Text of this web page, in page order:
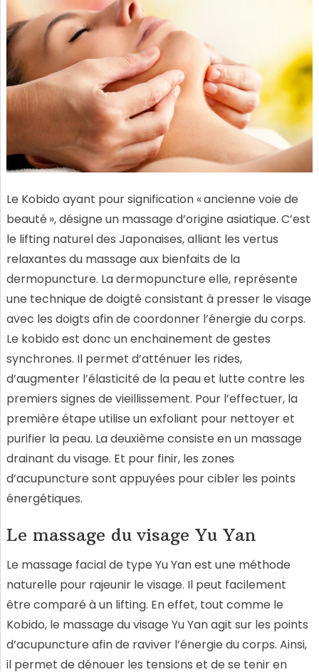
Le Kobido ayant pour signification « ancienne voie de
beauté », désigne un massage d’origine asiatique. C’est
le lifting naturel des Japonaises, alliant les vertus
relaxantes du massage aux bienfaits de la
dermopuncture. La dermopuncture elle, représente
une technique de doigté consistant à presser le visage
avec les doigts afin de coordonner l’énergie du corps.
Le kobido est donc un enchainement de gestes
synchrones. Il permet d’atténuer les rides,
d’augmenter l’élasticité de la peau et lutte contre les
premiers signes de vieillissement. Pour l’effectuer, la
première étape utilise un exfoliant pour nettoyer et
purifier la peau. La deuxième consiste en un massage
drainant du visage. Et pour finir, les zones
d’acupuncture sont appuyées pour cibler les points
énergétiques.
Le massage du visage Yu Yan
Le massage facial de type Yu Yan est une méthode
naturelle pour rajeunir le visage. Il peut facilement
être comparé à un lifting. En effet, tout comme le
Kobido, le massage du visage Yu Yan agit sur les points
d’acupuncture afin de raviver l’énergie du corps. Ainsi,
il permet de dénouer les tensions et de se tenir en